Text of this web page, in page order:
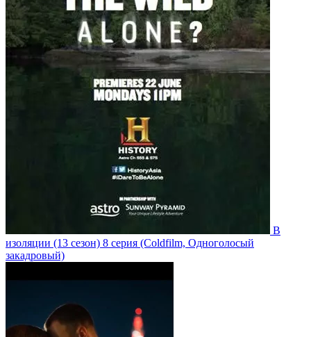
В
изоляции (13 сезон) 8 серия (Coldfilm, Одноголосый
закадровый)